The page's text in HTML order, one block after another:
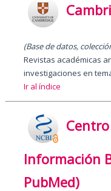
(Base de datos,
Revistas académicas
investigaciones en
Ir al índice
Información
PubMed)